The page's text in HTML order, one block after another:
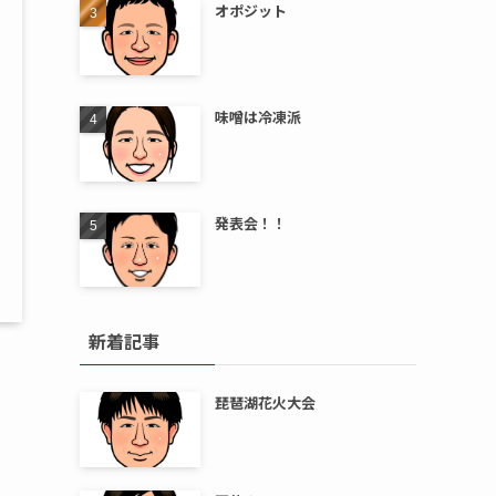
オポジット
味噌は冷凍派
発表会！！
新着記事
琵琶湖花火大会